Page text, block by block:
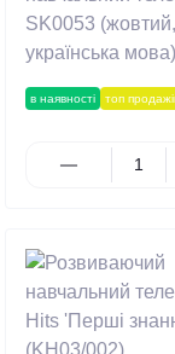
в наявності топ